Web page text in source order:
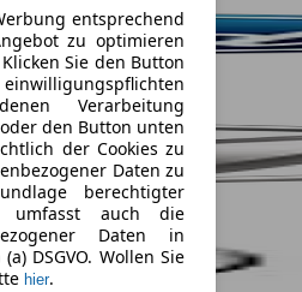
entsprechend
zu optimieren
Sie den Button
Verarbeitung
den Button unten
der Cookies zu
Daten zu
berechtigter
umfasst auch die
Daten in
DSGVO. Wollen Sie
hier.